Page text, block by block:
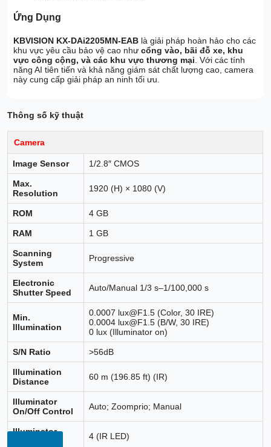
Ứng Dụng
KBVISION KX-DAi2205MN-EAB là giải pháp hoàn hảo cho các
khu vực yêu cầu bảo vệ cao nhưcổng vào, bãi đỗ xe, khu
vực công cộng, và các khu vực thương mại . Với các tính
năng AI tiên tiến và khả năng giám sát chất lượng cao, camera
này cung cấp giải pháp an ninh tối ưu.
Thông số kỹ thuật
Camera
Image Sensor 1/2.8″ CMOS
Max.
Resolution
1920 (H) × 1080 (V)
ROM 4 GB
RAM 1 GB
Scanning
System
Progressive
Electronic
Shutter Speed
Auto/Manual 1/3 s–1/100,000 s
Min.
Illumination
0.0007 lux@F1.5 (Color, 30 IRE)
0.0004 lux@F1.5 (B/W, 30 IRE)
0 lux (Illuminator on)
S/N Ratio >56dB
Illumination
Distance
60 m (196.85 ft) (IR)
Illuminator
On/Off Control
Auto; Zoomprio; Manual
Illuminator
4 (IR LED)